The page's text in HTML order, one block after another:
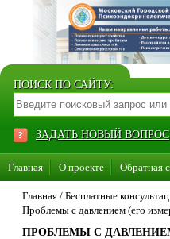
ПОИСК ПО САЙТУ:
ЗАДАТЬ НОВЫЙ ВОПРОС
Главная О проекте Обратная
Стать консультантом нашего сайта
Главная / Бесплатные
Проблемы с давлением (его
ПРОБЛЕМЫ С